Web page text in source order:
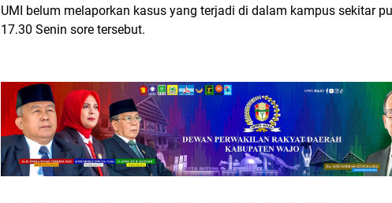
UMI belum melaporkan kasus yang terjadi di dalam kampus sekitar
17.30 Senin sore tersebut.